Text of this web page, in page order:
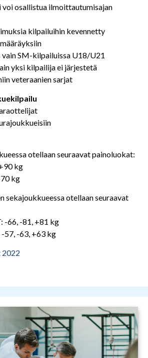
voi osallistua ilmoittautumisajan
kilpailuihin kevennetty
vain SM-kilpailuissa U18/U21
yksi kilpailija ei järjestetä
veteraanien sarjat
otellaan seuraavat painoluokat:
kg
kg
sekajoukkueessa otellaan seuraavat
-66, -81, +81 kg
57, -63, +63 kg
2022